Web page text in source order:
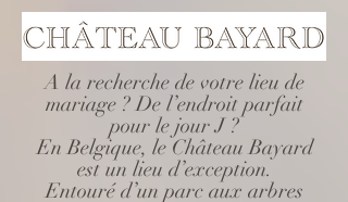
A la recherche de votre lieu de
mariage ? De l’endroit parfait
pour le jour J ?
En Belgique, le Château Bayard
est un lieu d’exception.
Entouré d’un parc aux arbres